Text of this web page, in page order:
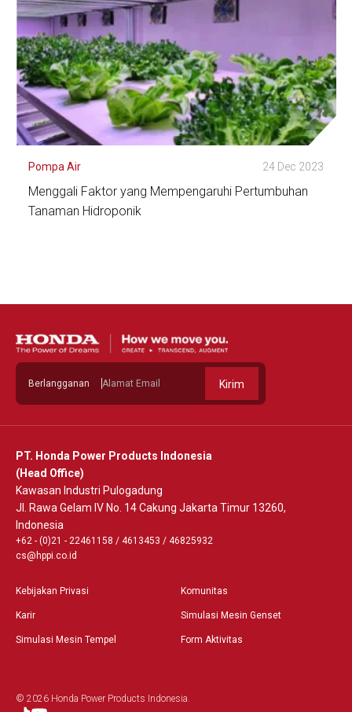
Pompa Air 24 Dec 2023
Menggali Faktor yang Mempengaruhi Pertumbuhan
Tanaman Hidroponik
Berlangganan Kirim
PT. Honda Power Products Indonesia
(Head Office)
Kawasan Industri Pulogadung
Jl. Rawa Gelam IV No. 14 Cakung Jakarta Timur 13260,
Indonesia
+62 - (0)21 - 22461158 / 4613453 / 46825932
cs@hppi.co.id
Kebijakan Privasi Komunitas
Karir Simulasi Mesin Genset
Simulasi Mesin Tempel Form Aktivitas
© 2026 Honda Power Products Indonesia.